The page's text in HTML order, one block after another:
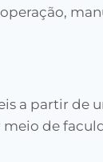
a partir de
de